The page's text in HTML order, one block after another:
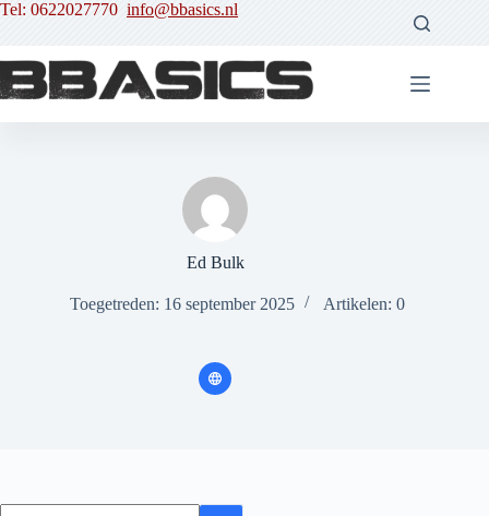
Ga
inhoud
Tel: 0622027770 info@bbasics.nl
Ed Bulk
Toegetreden: 16 september 2025 Artikelen: 0